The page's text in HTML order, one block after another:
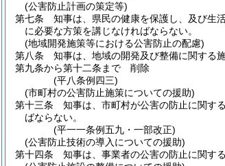
(公害防止計画の策定等)
第七条
知事は、県民の健康を保護し、及び生
に必要な方策を講じなければならない。
(地域開発施策等における公害防止の配慮)
第八条
知事は、地域の開発及び整備に関する
第九条から第十二条まで
削除
(平八条例四三)
(市町村の公害防止施策についての援助)
第十三条
知事は、市町村が公害の防止に関す
ばならない。
(平一一条例五九・一部改正)
(公害防止技術の導入についての援助)
第十四条
知事は、事業者の公害の防止に関す